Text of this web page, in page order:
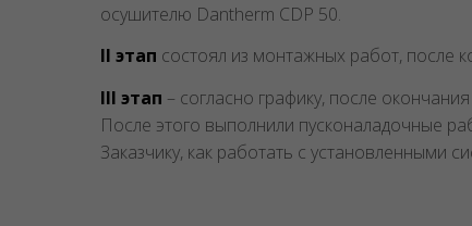
осушителю Dantherm CDP 50.
II этап состоял из монтажных работ, после
III этап – согласно графику, после
После этого выполнили пусконаладочные
Заказчику, как работать с установленными